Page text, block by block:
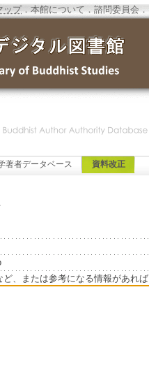
ップ．本館について ．諮問委員会 ．
著者データベース 資料改正
ど、または参考になる情報があれ